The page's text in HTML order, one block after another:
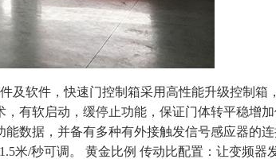
软件，快速门控制箱采用高性能升级控制箱
有软启动，缓停止功能，保证门体转平稳增加
数据，并备有多种有外接触发信号感应器的
米/秒可调。 黄金比例 传动比配置：让变频器